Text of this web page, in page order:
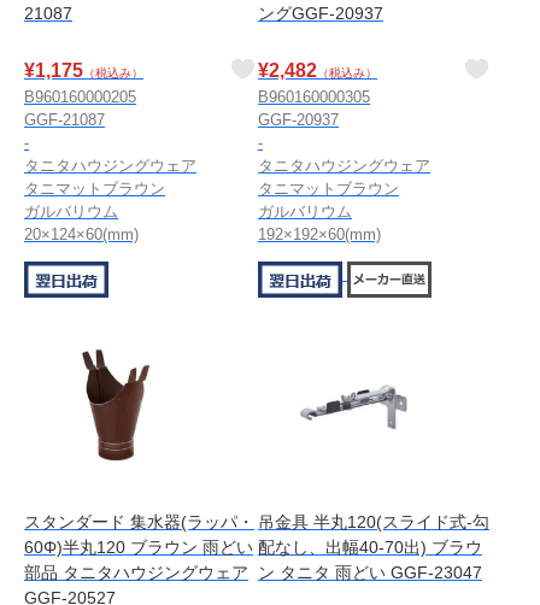
21087
¥1,175 （税込み）
B960160000205
GGF-21087
-
タニタハウジングウェア
タニマットブラウン
ガルバリウム
20×124×60(mm)
ングGGF-20937
¥2,482 （税込み）
B960160000305
GGF-20937
-
タニタハウジングウェア
タニマットブラウン
ガルバリウム
192×192×60(mm)
スタンダード 集水器(ラッパ・
60Φ)半丸120 ブラウン 雨どい
部品 タニタハウジングウェア
GGF-20527
吊金具 半丸120(スライド式-勾
配なし、出幅40-70出) ブラウ
ン タニタ 雨どい GGF-23047